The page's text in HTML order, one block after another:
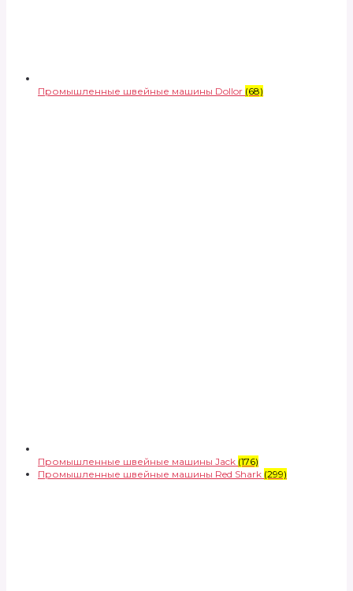
Промышленные швейные машины Dollor (68)
Промышленные швейные машины Jack (176)
Промышленные швейные машины Red Shark (299)